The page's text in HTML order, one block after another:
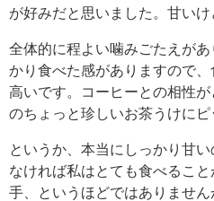
が好みだと思いました。甘いけ
全体的に程よい噛みごたえが
かり食べた感がありますので
高いです。コーヒーとの相性
のちょっと珍しいお茶うけにピ
というか、本当にしっかり甘
なければ私はとても食べるこ
手、というほどではありませ